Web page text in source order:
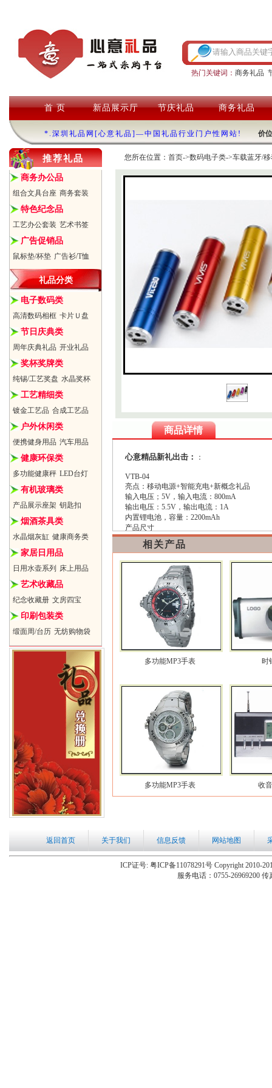
热门关键词： 商务礼品
首 页 新品展示厅 节庆礼品 商务礼品
*.深圳礼品网[心意礼品]—中国礼品行业门户性网站! 价
推荐礼品
商务办公品
组合文具台座 商务套装
特色纪念品
工艺办公套装 艺术书签
广告促销品
鼠标垫/杯垫 广告衫/T恤
礼品分类
电子数码类
高清数码相框 卡片Ｕ盘
节日庆典类
周年庆典礼品 开业礼品
奖杯奖牌类
纯锡/工艺奖盘 水晶奖杯
工艺精细类
镀金工艺品 合成工艺品
户外休闲类
便携健身用品 汽车用品
健康环保类
多功能健康秤 LED台灯
有机玻璃类
产品展示座架 钥匙扣
烟酒茶具类
水晶烟灰缸 健康商务类
家居日用品
日用水壶系列 床上用品
艺术收藏品
纪念收藏册 文房四宝
印刷包装类
缎面周/台历 无纺购物袋
您所在位置： 首页->数码电子类->车载蓝牙/
商品详情
心意精品新礼出击： ：
VTB-04
亮点：移动电源+智能充电+新概念礼品
输入电压；5V，输入电流：800mA
输出电压：5.5V，输出电流：1A
内置锂电池，容量：2200mAh
产品尺寸
23.5mm*94mm
毛重：8.5kg
尺寸：41.5*23.5*40.5cm
更多精彩好礼，请关注 心意礼品网
相关产品
多功能MP3手表 时
多功能MP3手表 收
返回首页 关于我们 信息反馈 网站地图
ICP证号: 粤ICP备11078291号 Copyright 2010-
服务电话：0755-26969200 传